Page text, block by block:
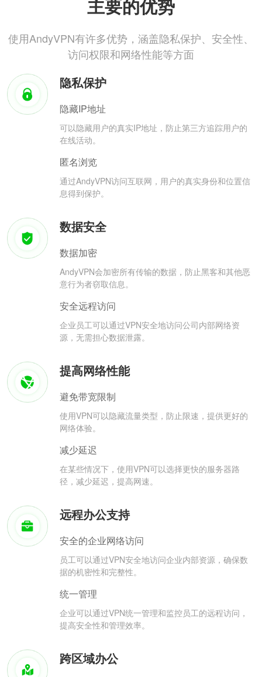
主要的优势
使用AndyVPN有许多优势，涵盖隐私保护、安全性、
访问权限和网络性能等方面
隐私保护
隐藏IP地址
可以隐藏用户的真实IP地址，防止第三方追踪用户的
在线活动。
匿名浏览
通过AndyVPN访问互联网，用户的真实身份和位置信
息得到保护。
数据安全
数据加密
AndyVPN会加密所有传输的数据，防止黑客和其他恶
意行为者窃取信息。
安全远程访问
企业员工可以通过VPN安全地访问公司内部网络资
源，无需担心数据泄露。
提高网络性能
避免带宽限制
使用VPN可以隐藏流量类型，防止限速，提供更好的
网络体验。
减少延迟
在某些情况下，使用VPN可以选择更快的服务器路
径，减少延迟，提高网速。
远程办公支持
安全的企业网络访问
员工可以通过VPN安全地访问企业内部资源，确保数
据的机密性和完整性。
统一管理
企业可以通过VPN统一管理和监控员工的远程访问，
提高安全性和管理效率。
跨区域办公